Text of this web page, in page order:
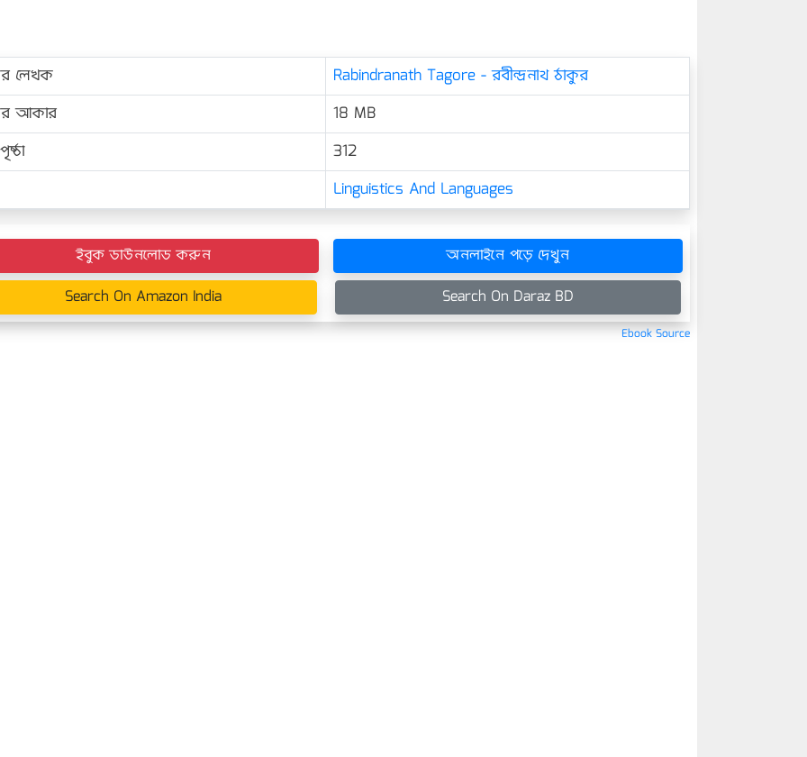
লেখক
Rabindranath Tagore - রবীন্দ্রনাথ ঠাকুর
আকার
18 MB
312
Linguistics And Languages
ইবুক ডাউনলোড করুন
অনলাইনে পড়ে দেখুন
Search On Amazon India
Search On Daraz BD
Ebook Source